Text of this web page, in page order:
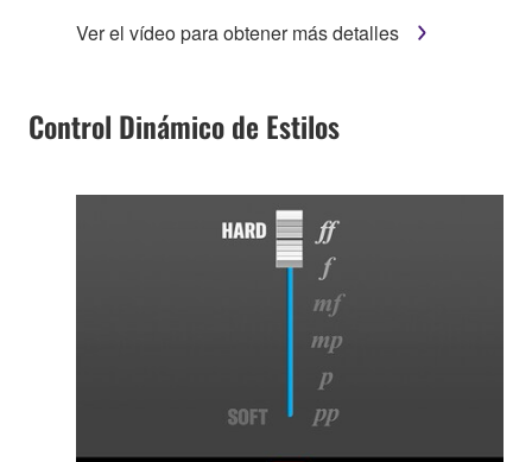
Ver el vídeo para obtener más detalles
Control Dinámico de Estilos